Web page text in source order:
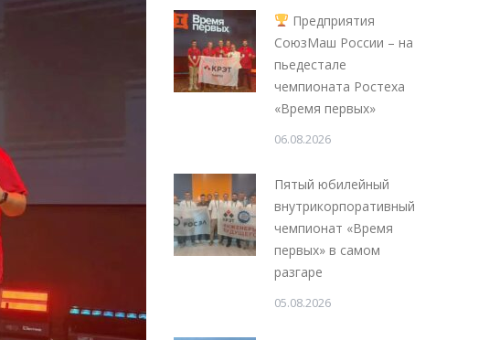
Предприятия
СоюзМаш России – на
пьедестале
чемпионата Ростеха
«Время первых»
06.08.2026
Пятый юбилейный
внутрикорпоративный
чемпионат «Время
первых» в самом
разгаре
05.08.2026